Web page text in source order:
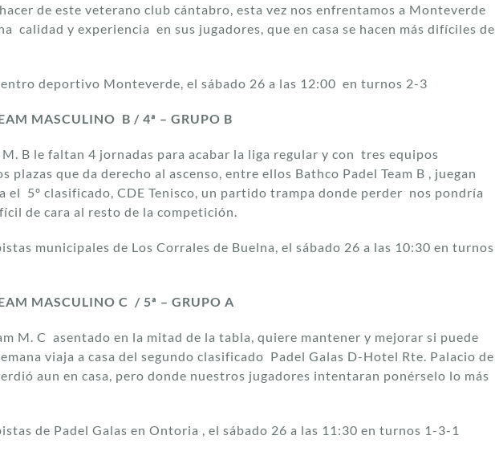
de este veterano club cántabro, esta vez nos enfrentamos a Monteverde
calidad y experiencia en sus jugadores, que en casa se hacen más difíciles de
deportivo Monteverde, el sábado 26 a las 12:00 en turnos 2-3
MASCULINO B / 4ª – GRUPO B
M. B le faltan 4 jornadas para acabar la liga regular y con tres equipos
plazas que da derecho al ascenso, entre ellos Bathco Padel Team B , juegan
el 5º clasificado, CDE Tenisco, un partido trampa donde perder nos pondría
de cara al resto de la competición.
municipales de Los Corrales de Buelna, el sábado 26 a las 10:30 en turnos
MASCULINO C / 5ª – GRUPO A
M. C asentado en la mitad de la tabla, quiere mantener y mejorar si puede
viaja a casa del segundo clasificado Padel Galas D-Hotel Rte. Palacio de
aun en casa, pero donde nuestros jugadores intentaran ponérselo lo más
de Padel Galas en Ontoria , el sábado 26 a las 11:30 en turnos 1-3-1